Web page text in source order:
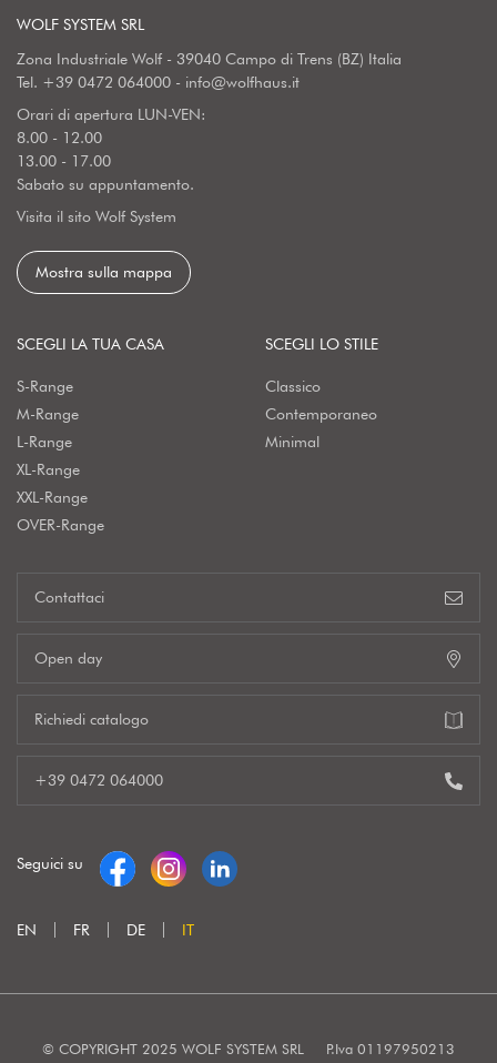
WOLF SYSTEM SRL
Zona Industriale Wolf - 39040 Campo di Trens (BZ) Italia
Tel. +39 0472 064000 - info@wolfhaus.it
Orari di apertura LUN-VEN:
8.00 - 12.00
13.00 - 17.00
Sabato su appuntamento.
Visita il sito Wolf System
Mostra sulla mappa
SCEGLI LA TUA CASA
S-Range
M-Range
L-Range
XL-Range
XXL-Range
OVER-Range
SCEGLI LO STILE
Classico
Contemporaneo
Minimal
Contattaci
Open day
Richiedi catalogo
+39 0472 064000
Seguici su
EN FR DE IT
© COPYRIGHT 2025 WOLF SYSTEM SRL
P.Iva 01197950213